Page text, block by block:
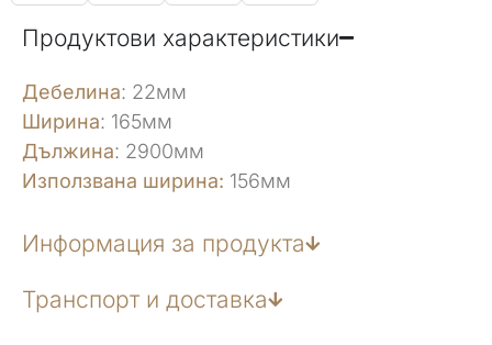
Продуктови характеристики
Дебелина: 22мм
Ширина: 165мм
Дължина: 2900мм
Използвана ширина: 156мм
Информация за продукта
Транспорт и доставка